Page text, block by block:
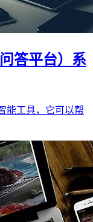
答平台）系
能工具，它可以帮